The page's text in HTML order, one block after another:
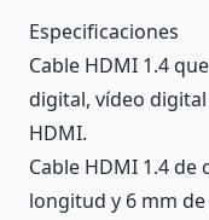
Description
Especificaciones
Cable HDMI 1.4
digital, vídeo
HDMI.
Cable HDMI 1.4 de
longitud y 6 mm